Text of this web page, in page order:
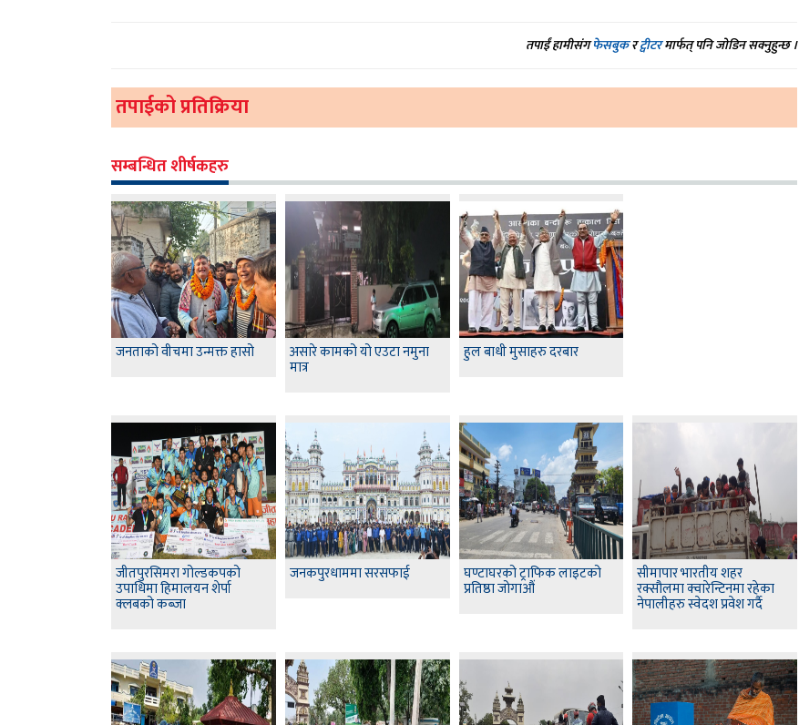
तपाईं हामीसंगफेसबुकरट्वीटरमार्फत् पनि जोडिन सक्नुहुन्छ ।
तपाईको प्रतिक्रिया
सम्बन्धित शीर्षकहरु
जनताको वीचमा उन्मक्त हासो असारे कामको यो एउटा नमुना
मात्र
हुल बाधी मुसाहरु दरबार
जीतपुरसिमरा गोल्डकपको
उपाधिमा हिमालयन शेर्पा
क्लबको कब्जा
जनकपुरधाममा सरसफाई घण्टाघरको ट्राफिक लाइटको
प्रतिष्ठा जोगाऔं
सीमापार भारतीय शहर
रक्सौलमा क्वारेन्टिनमा रहेका
नेपालीहरु स्वेदश प्रवेश गर्दै